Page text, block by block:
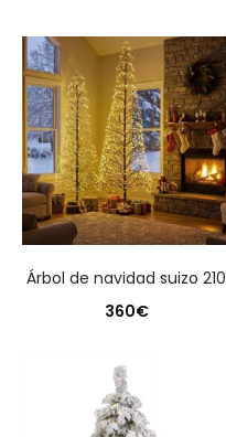
árbol de navidad suizo 210
360€